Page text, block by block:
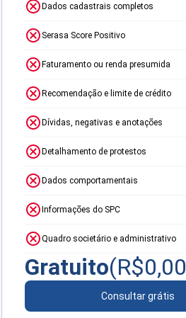
Dados cadastrais completos
Serasa Score Positivo
Faturamento ou renda presumida
Recomendação e limite de crédito
Dívidas, negativas e anotações
Detalhamento de protestos
Dados comportamentais
Informações do SPC
Quadro societário e administrativo
Gratuito(R$0,00
Consultar grátis